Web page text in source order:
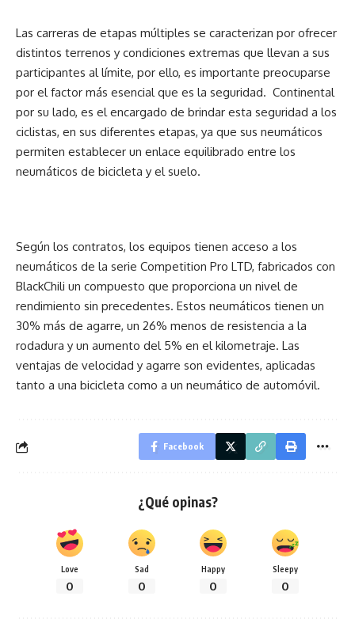
Las carreras de etapas múltiples se caracterizan por ofrecer
distintos terrenos y condiciones extremas que llevan a sus
participantes al límite, por ello, es importante preocuparse
por el factor más esencial que es la seguridad. Continental
por su lado, es el encargado de brindar esta seguridad a los
ciclistas, en sus diferentes etapas, ya que sus neumáticos
permiten establecer un enlace equilibrado entre los
neumáticos de bicicleta y el suelo.
Según los contratos, los equipos tienen acceso a los
neumáticos de la serie Competition Pro LTD, fabricados con
BlackChili un compuesto que proporciona un nivel de
rendimiento sin precedentes. Estos neumáticos tienen un
30% más de agarre, un 26% menos de resistencia a la
rodadura y un aumento del 5% en el kilometraje. Las
ventajas de velocidad y agarre son evidentes, aplicadas
tanto a una bicicleta como a un neumático de automóvil.
Facebook
¿Qué opinas?
Love
0
Sad
0
Happy
0
Sleepy
0